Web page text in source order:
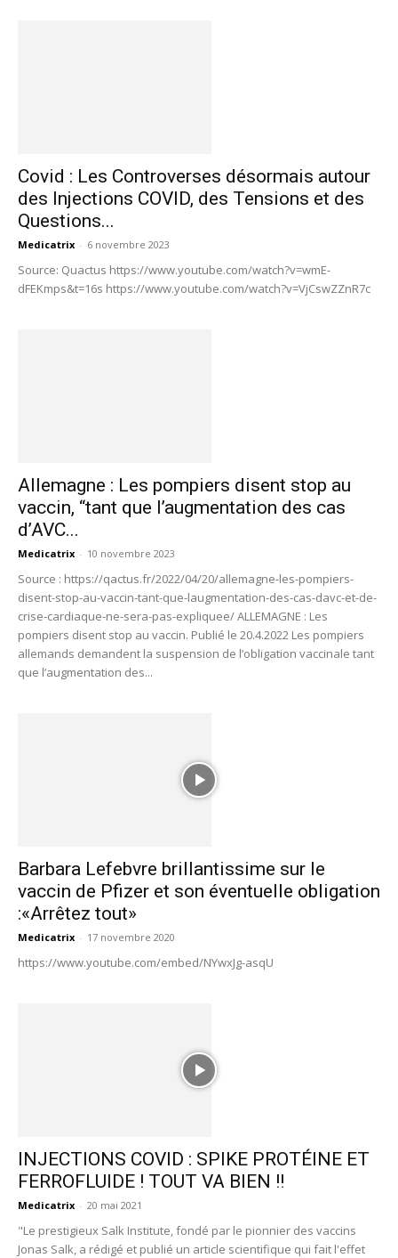
Covid : Les Controverses désormais autour
des Injections COVID, des Tensions et des
Questions...
Medicatrix - 6 novembre 2023
Source: Quactus https://www.youtube.com/watch?v=wmE-
dFEKmps&t=16s https://www.youtube.com/watch?v=VjCswZZnR7c
Allemagne : Les pompiers disent stop au
vaccin, “tant que l’augmentation des cas
d’AVC...
Medicatrix - 10 novembre 2023
Source : https://qactus.fr/2022/04/20/allemagne-les-pompiers-
disent-stop-au-vaccin-tant-que-laugmentation-des-cas-davc-et-de-
crise-cardiaque-ne-sera-pas-expliquee/ ALLEMAGNE : Les
pompiers disent stop au vaccin. Publié le 20.4.2022 Les pompiers
allemands demandent la suspension de l’obligation vaccinale tant
que l’augmentation des...
Barbara Lefebvre brillantissime sur le
vaccin de Pfizer et son éventuelle obligation
:«Arrêtez tout»
Medicatrix - 17 novembre 2020
https://www.youtube.com/embed/NYwxJg-asqU
INJECTIONS COVID : SPIKE PROTÉINE ET
FERROFLUIDE ! TOUT VA BIEN !!
Medicatrix - 20 mai 2021
"Le prestigieux Salk Institute, fondé par le pionnier des vaccins
Jonas Salk, a rédigé et publié un article scientifique qui fait l'effet